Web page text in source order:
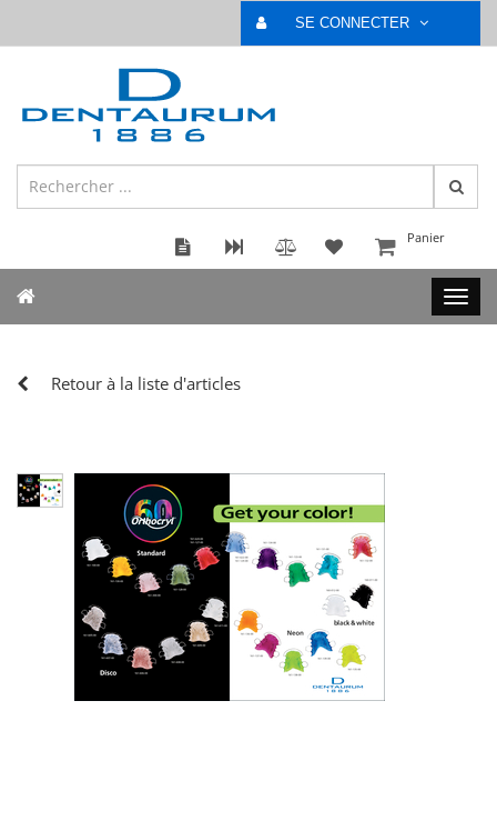
SE CONNECTER
Panier
Retour à la liste d'articles